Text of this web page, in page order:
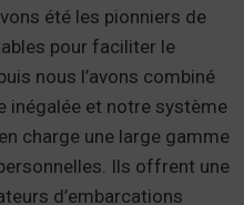
été les pionniers de
pour faciliter le
nous l’avons combiné
inégalée et notre système
charge une large gamme
Ils offrent une
d’embarcations